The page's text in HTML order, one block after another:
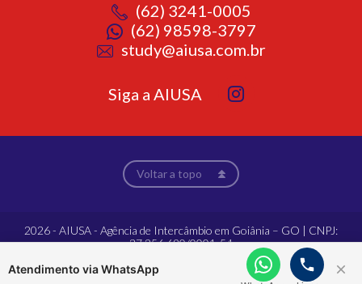
(62) 3241-0005
(62) 98598-3797
study@aiusa.com.br
Siga a AIUSA
Voltar a topo
2026 - AIUSA - Agência de Intercâmbio em Goiânia – GO | CNPJ:
37.256.690/0001-54